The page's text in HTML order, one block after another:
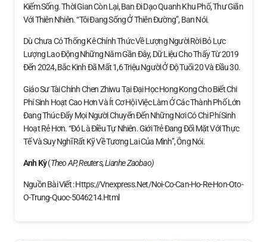
Kiếm Sống. Thời Gian Còn Lại, Ban Đi Dạo Quanh Khu Phố, Thư Giãn
Với Thiên Nhiên. “Tôi Đang Sống Ở Thiên Đường”, Ban Nói.
Dù Chưa Có Thống Kê Chính Thức Về Lượng Người Rời Bỏ Lực
Lượng Lao Động Những Năm Gần Đây, Dữ Liệu Cho Thấy Từ 2019
Đến 2024, Bắc Kinh Đã Mất 1,6 Triệu Người Ở Độ Tuổi 20 Và Đầu 30.
Giáo Sư Tài Chính Chen Zhiwu Tại Đại Học Hong Kong Cho Biết Chi
Phí Sinh Hoạt Cao Hơn Và Ít Cơ Hội Việc Làm Ở Các Thành Phố Lớn
Đang Thúc Đẩy Mọi Người Chuyển Đến Những Nơi Có Chi Phí Sinh
Hoạt Rẻ Hơn. “Đó Là Điều Tự Nhiên. Giới Trẻ Đang Đối Mặt Với Thực
Tế Và Suy Nghĩ Rất Kỹ Về Tương Lai Của Mình”, Ông Nói.
Anh Kỳ(Theo AP, Reuters, Lianhe Zaobao)
Nguồn Bài Viết : Https://vnexpress.net/noi-Co-Can-Ho-Re-Hon-Oto-
O-Trung-Quoc-5046214.html